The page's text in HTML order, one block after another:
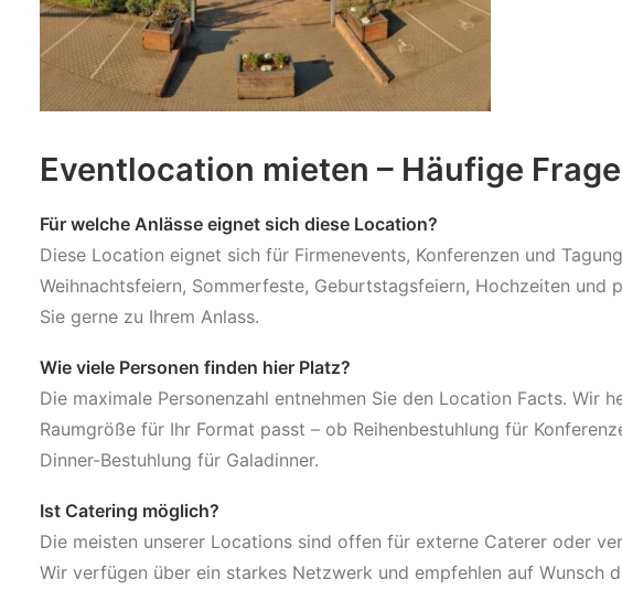
Eventlocation mieten – Häufige
Für welche Anlässe eignet sich diese Location?
Diese Location eignet sich für Firmenevents, Konferenzen und
Weihnachtsfeiern, Sommerfeste, Geburtstagsfeiern, Hochzeiten und
Sie gerne zu Ihrem Anlass.
Wie viele Personen finden hier Platz?
Die maximale Personenzahl entnehmen Sie den Location Facts. Wir
Raumgröße für Ihr Format passt – ob Reihenbestuhlung für
Dinner-Bestuhlung für Galadinner.
Ist Catering möglich?
Die meisten unserer Locations sind offen für externe Caterer oder
Wir verfügen über ein starkes Netzwerk und empfehlen auf Wunsch